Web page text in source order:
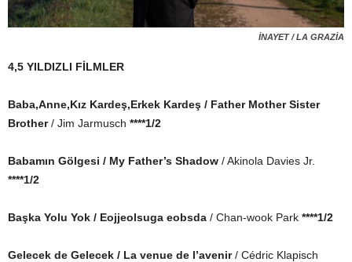
İNAYET / LA GRAZİA
4,5 YILDIZLI FİLMLER
Baba,Anne,Kız Kardeş,Erkek Kardeş / Father Mother Sister
Brother/ Jim Jarmusch ****1/2
Babamın Gölgesi / My Father’s Shadow / Akinola Davies Jr.
****1/2
Başka Yolu Yok / Eojjeolsuga eobsda / Chan-wook Park ****1/2
Gelecek de Gelecek / La venue de l’avenir/ Cédric Klapisch